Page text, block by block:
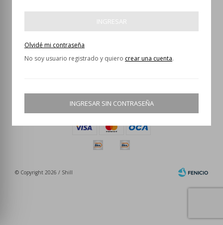
INGRESAR
Olvidé mi contraseña
No soy usuario registrado y quiero crear una cuenta.
INGRESAR SIN CONTRASEÑA
Comprar
Política de cambios y devoluciones
Términos y condiciones
© Copyright 2026 / Shill